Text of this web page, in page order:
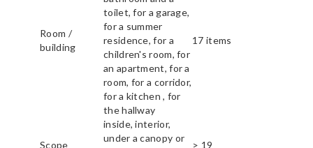
Room /
building
toilet, for a garage,
for a summer
residence, for a
children's room, for
an apartment, for a
room, for a corridor,
for a kitchen , for
the hallway
17 items
Scope
inside, interior,
under a canopy or
> 19